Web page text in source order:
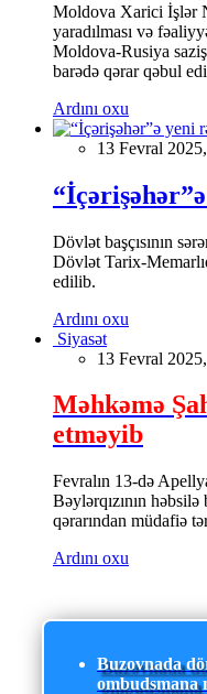
Moldova Xarici İşlər
yaradılması və
Moldova-Rusiya
barədə qərar qəbul
Ardını oxu
13 Fevral
Dövlət başçısının
Dövlət Tarix-
edilib.
Ardını oxu
Siyasət
13 Fevral
Məhkəmə
etməyib
Fevralın 13-də
Bəylərqızının
qərarından müdafiə
Ardını oxu
Buzovnada
ombudsmana